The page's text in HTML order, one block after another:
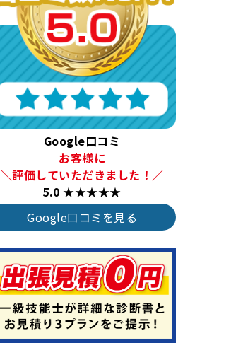
Google口コミ
お客様に
＼評価していただきました！／
5.0 ★★★★★
Google口コミを見る